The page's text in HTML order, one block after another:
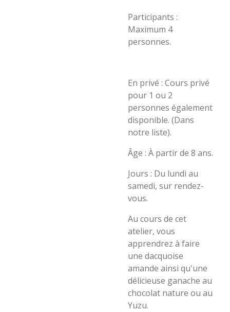
Participants :
Maximum 4
personnes.
En privé : Cours privé
pour 1 ou 2
personnes également
disponible. (Dans
notre liste).
Âge : À partir de 8 ans.
Jours : Du lundi au
samedi, sur rendez-
vous.
Au cours de cet
atelier, vous
apprendrez à faire
une dacquoise
amande ainsi qu'une
délicieuse ganache au
chocolat nature ou au
Yuzu.